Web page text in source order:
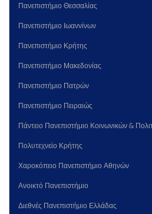
Πανεπιστήμιο Θεσσαλίας
Πανεπιστήμιο Ιωαννίνων
Πανεπιστήμιο Κρήτης
Πανεπιστήμιο Μακεδονίας
Πανεπιστήμιο Πατρών
Πανεπιστήμιο Πειραιώς
Πάντειο Πανεπιστήμιο Κοινωνικών &
Πολυτεχνείο Κρήτης
Χαροκόπειο Πανεπιστήμιο Αθηνών
Ανοικτό Πανεπιστήμιο
Διεθνές Πανεπιστήμιο Ελλάδας